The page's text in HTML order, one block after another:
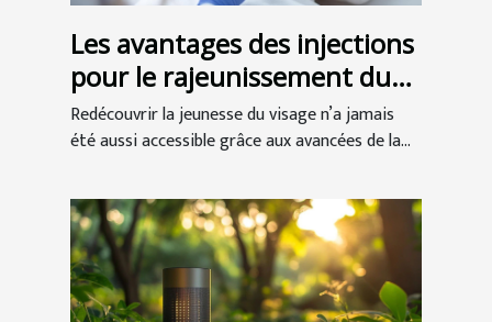
Les avantages des injections
pour le rajeunissement du
visage
Redécouvrir la jeunesse du visage n’a jamais
été aussi accessible grâce aux avancées de la...